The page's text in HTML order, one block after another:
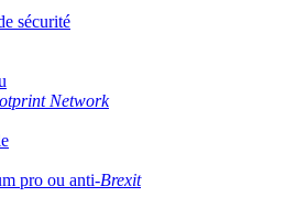
sécurité
Network
pro ou anti-Brexit